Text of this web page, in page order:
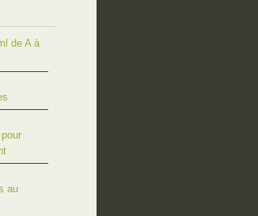
de A à
au